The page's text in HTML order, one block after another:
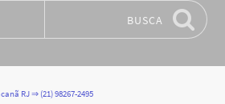
BUSCA
RJ ⇒ (21) 98267-2495